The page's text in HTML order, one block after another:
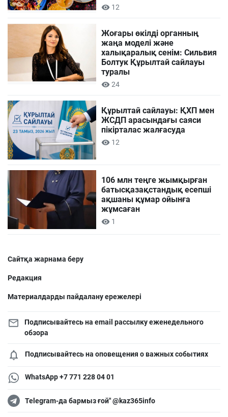
12
Жоғары өкілді органның
жаңа моделі және
халықаралық сенім: Сильвия
Болтук Құрылтай сайлауы
туралы
24
Құрылтай сайлауы: ҚХП мен
ЖСДП арасындағы саяси
пікірталас жалғасуда
12
106 млн теңге жымқырған
батысқазақстандық есепші
ақшаны құмар ойынға
жұмсаған
1
Сайтқа жарнама беру
Редакция
Материалдарды пайдалану ережелері
Подписывайтесь на email рассылку еженедельного
обзора
Подписывайтесь на оповещения о важных событиях
WhatsApp +7 771 228 04 01
Telegram-да бармыз ғой" @kaz365info